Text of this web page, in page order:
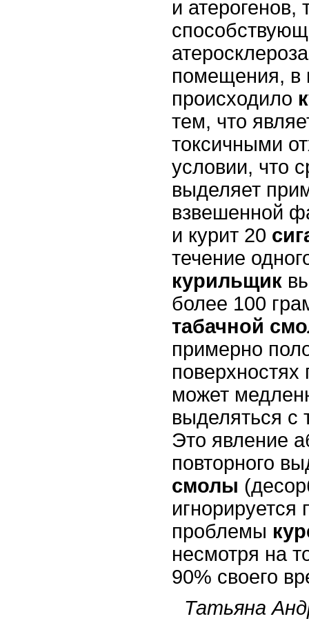
и атерогенов,
помещения, в
происходило
тем, что
токсичными
условии, что
выделяет
взвешенной
и курит 20
течение
курильщик
более 100
табачной
примерно
может
выделяться с
Это явление
повторного
смолы
проблемы
несмотря на
90% своего
Татьяна